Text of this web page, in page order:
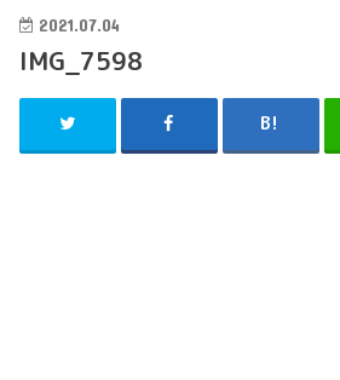
2021.07.04
IMG_7598